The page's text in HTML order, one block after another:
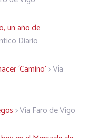
un año de
Diario
‘Camino’> Vía
> Vía Faro de Vigo